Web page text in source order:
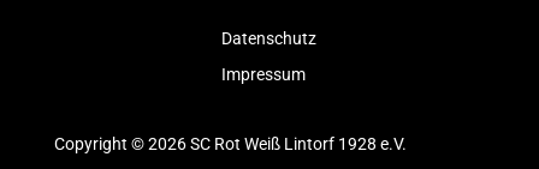
Datenschutz
Impressum
Copyright © 2026 SC Rot Weiß Lintorf 1928 e.V.